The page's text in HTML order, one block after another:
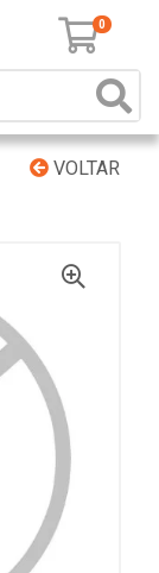
0
VOLTAR